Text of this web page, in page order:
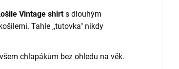
Vintage shirts dlouhým
Tahle ,,tutovka" nikdy
chlapákům bez ohledu na věk.